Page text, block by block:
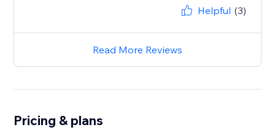
Helpful (3)
Read More Reviews
Pricing & plans